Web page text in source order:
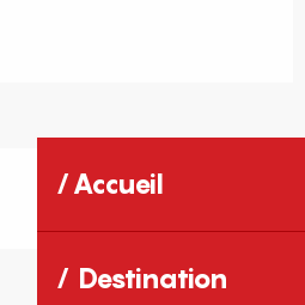
Accueil
Destination